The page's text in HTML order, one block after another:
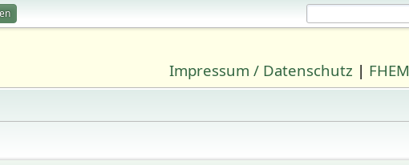
Impressum / Datenschutz | FHEM